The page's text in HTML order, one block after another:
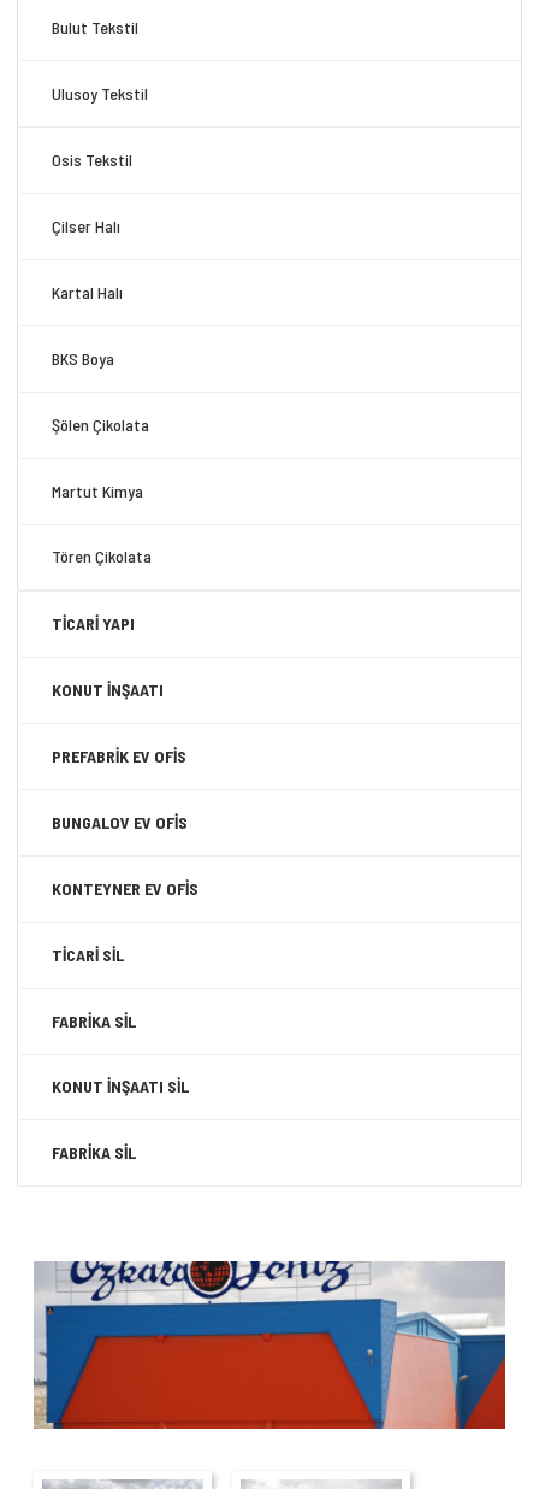
Bulut Tekstil
Ulusoy Tekstil
Osis Tekstil
Çilser Halı
Kartal Halı
BKS Boya
Şölen Çikolata
Martut Kimya
Tören Çikolata
TİCARİ YAPI
KONUT İNŞAATI
PREFABRİK EV OFİS
BUNGALOV EV OFİS
KONTEYNER EV OFİS
TİCARİ SİL
FABRİKA SİL
KONUT İNŞAATI SİL
FABRİKA SİL